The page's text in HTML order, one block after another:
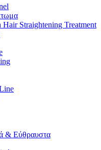
Straightening Treatment
& Εύθραυστα